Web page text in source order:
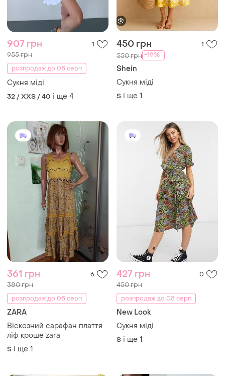
розпродаж до 08 серп
Сукня міді
Сукня міді
розпродаж до 08 серп
ZARA
ліф кроше zara
S і ще 1
450 грн
розпродаж до 08 серп
New Look
S і ще 1